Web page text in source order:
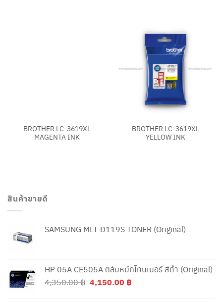
BROTHER LC-3619XL
MAGENTA INK
BROTHER LC-3619XL
YELLOW INK
สินค้าขายดี
SAMSUNG MLT-D119S TONER (Original)
HP 05A CE505A ตลับหมึกโทนเนอร์ สีดำ (Original)
4,350.00฿ Original
4,150.00 ฿Current